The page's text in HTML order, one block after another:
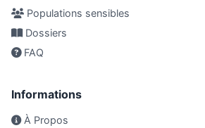
Populations sensibles
Dossiers
FAQ
Informations
À Propos